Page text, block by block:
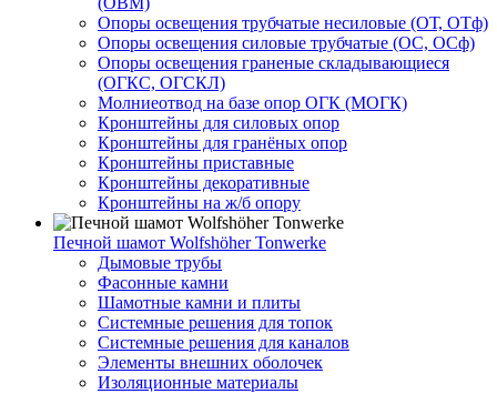
Опоры освещения трубчатые несиловые (ОТ, ОТф)
Опоры освещения силовые трубчатые (ОС, ОСф)
Опоры освещения граненые складывающиеся
(ОГКС, ОГСКЛ)
Молниеотвод на базе опор ОГК (МОГК)
Кронштейны для силовых опор
Кронштейны для гранёных опор
Кронштейны приставные
Кронштейны декоративные
Кронштейны на ж/б опору
Печной шамот Wolfshöher Tonwerke
Дымовые трубы
Фасонные камни
Шамотные камни и плиты
Системные решения для топок
Системные решения для каналов
Элементы внешних оболочек
Изоляционные материалы